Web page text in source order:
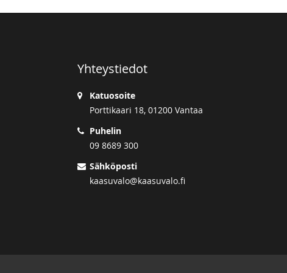
Yhteystiedot
Katuosoite
Porttikaari 18, 01200 Vantaa
Puhelin
09 8689 300
Sähköposti
kaasuvalo@kaasuvalo.fi